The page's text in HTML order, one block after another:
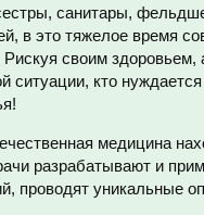
санитары,
в это тяжелое время
своим
ситуации, кто
медицина
разрабатывают и
проводят уникальные